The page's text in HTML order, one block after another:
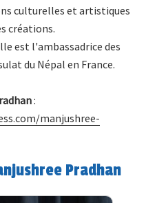
culturelles et artistiques
créations.
est l'ambassadrice des
du Népal en France.
:
manjushree-
Pradhan